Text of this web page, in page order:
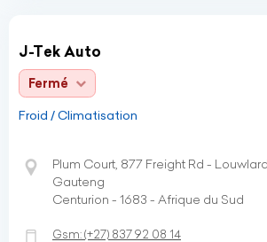
J-Tek Auto
Fermé
Froid / Climatisation
Plum Court, 877 Freight Rd -
Gauteng
Centurion - 1683 - Afrique du Sud
Gsm:(+27) 837 92 08 14